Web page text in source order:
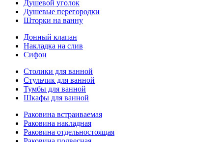
Душевой уголок
Душевые перегородки
Шторки на ванну
Донный клапан
Накладка на слив
Сифон
Столики для ванной
Стульчик для ванной
Тумбы для ванной
Шкафы для ванной
Раковина встраиваемая
Раковина накладная
Раковина отдельностоящая